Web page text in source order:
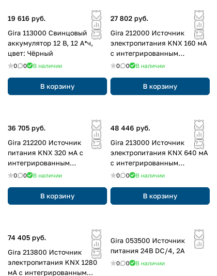
19 616 руб.
Gira 113000 Свинцовый
аккумулятор 12 В, 12 A*ч,
цвет: Чёрный
0 0 В наличии
В корзину
27 802 руб.
Gira 212000 Источник
электропитания KNX 160 мА
с интегрированным
дросселем
0 0 В наличии
В корзину
36 705 руб.
Gira 212200 Источник
питания KNX 320 мА с
интегрированным
дросселем
0 0 В наличии
В корзину
48 446 руб.
Gira 213000 Источник
электропитания KNX 640 мА
с интегрированным
дросселем
0 0 В наличии
В корзину
74 405 руб.
Gira 213800 Источник
электропитания KNX 1280
мА с интегрированным
Gira 053500 Источник
питания 24В DC/4, 2A
0 0 В наличии